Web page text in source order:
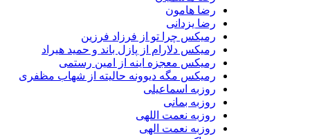
رضا هامون
رضا یزدانی
رمیکس چرا تو از فرزاد فرزین
رمیکس دلارام از پازل باند و حمید هیراد
رمیکس معجزه اینه از امین رستمی
رمیکس مگه دیوونه حالیته از شهاب مظفری
روزبه اسماعیلی
روزبه بمانی
روزبه نعمت اللهی
روزبه نعمت الهی